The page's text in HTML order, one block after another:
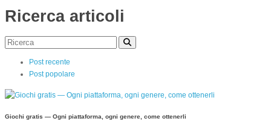
Ricerca articoli
Post recente
Post popolare
Giochi gratis — Ogni piattaforma, ogni genere, come ottenerli